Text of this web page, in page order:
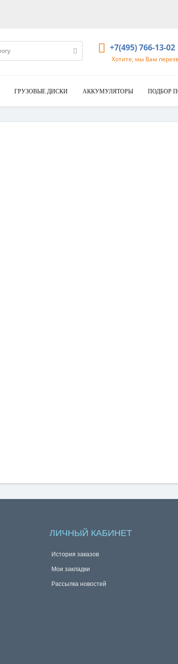
+7(495) 766-13-02
Хотите, мы Вам
ГРУЗОВЫЕ ДИСКИ АККУМУЛЯТОРЫ ПОДБОР
ЛИЧНЫЙ КАБИНЕТ
История заказов
Мои закладки
Рассылка новостей